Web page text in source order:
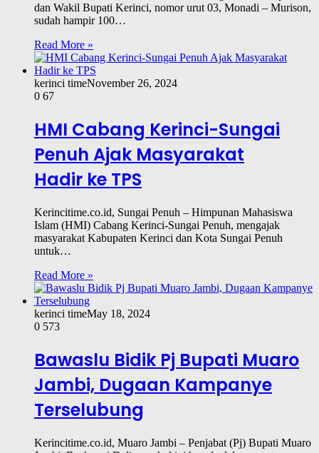
dan Wakil Bupati Kerinci, nomor urut 03, Monadi – Murison,
sudah hampir 100…
Read More »
kerinci timeNovember 26, 2024
0 67
HMI Cabang Kerinci-Sungai
Penuh Ajak Masyarakat
Hadir ke TPS
Kerincitime.co.id, Sungai Penuh – Himpunan Mahasiswa
Islam (HMI) Cabang Kerinci-Sungai Penuh, mengajak
masyarakat Kabupaten Kerinci dan Kota Sungai Penuh
untuk…
Read More »
kerinci timeMay 18, 2024
0 573
Bawaslu Bidik Pj Bupati Muaro
Jambi, Dugaan Kampanye
Terselubung
Kerincitime.co.id, Muaro Jambi – Penjabat (Pj) Bupati Muaro